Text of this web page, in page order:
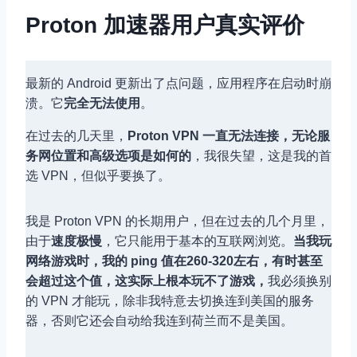
Proton 加速器用户真实评价
最新的 Android 更新出了点问题，应用程序在启动时崩
溃。它完全无法使用 。
在过去的几天里， Proton VPN 一直无法连接，无论服
务网位置和高级选项是如何的 ，我很失望，这是我的首
选 VPN，但似乎要换了。
我是 Proton VPN 的长期用户，但在过去的几个月里，
由于速度极慢 ，它只能用于基本的互联网浏览。 当我玩
网络游戏时，我的 ping 值在260-320左右，有时甚至
会超过这个值，这实际上根本玩不了游戏， 我必须换别
的 VPN 才能玩，除非我特意去切换连到美国的服务
器，否则它还会自动给我连到荷兰而不是美国。